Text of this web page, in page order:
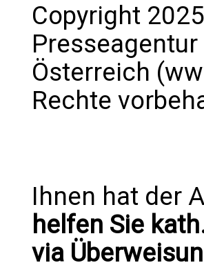
Copyright
Presseagentur
Österreich
Rechte
Ihnen hat der
helfen Sie
via